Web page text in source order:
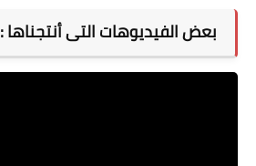
بعض الفيديوهات التى أنتجناها :